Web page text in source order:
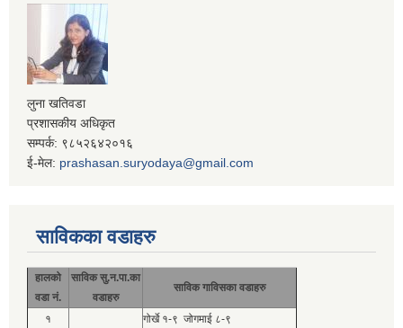
लुना खतिवडा
प्रशासकीय अधिकृत
सम्पर्क: ९८५२६४२०१६
ई-मेल: prashasan.suryodaya@gmail.com
साविकका वडाहरु
हालको
वडा नं.
साविक सु.न.पा.का
वडाहरु
साविक गाविसका वडाहरु
१ गोर्खे १-९ जोगमाई ८-९